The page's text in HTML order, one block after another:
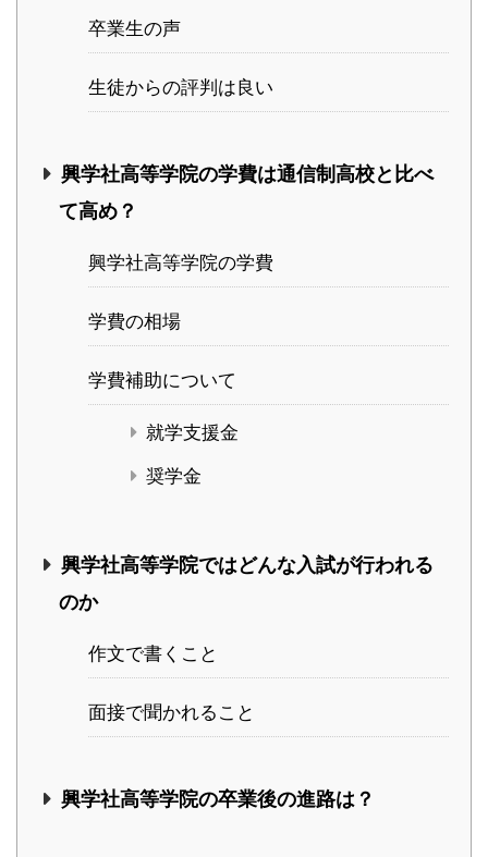
卒業生の声
生徒からの評判は良い
興学社高等学院の学費は通信制高校と比べ
て高め？
興学社高等学院の学費
学費の相場
学費補助について
就学支援金
奨学金
興学社高等学院ではどんな入試が行われる
のか
作文で書くこと
面接で聞かれること
興学社高等学院の卒業後の進路は？